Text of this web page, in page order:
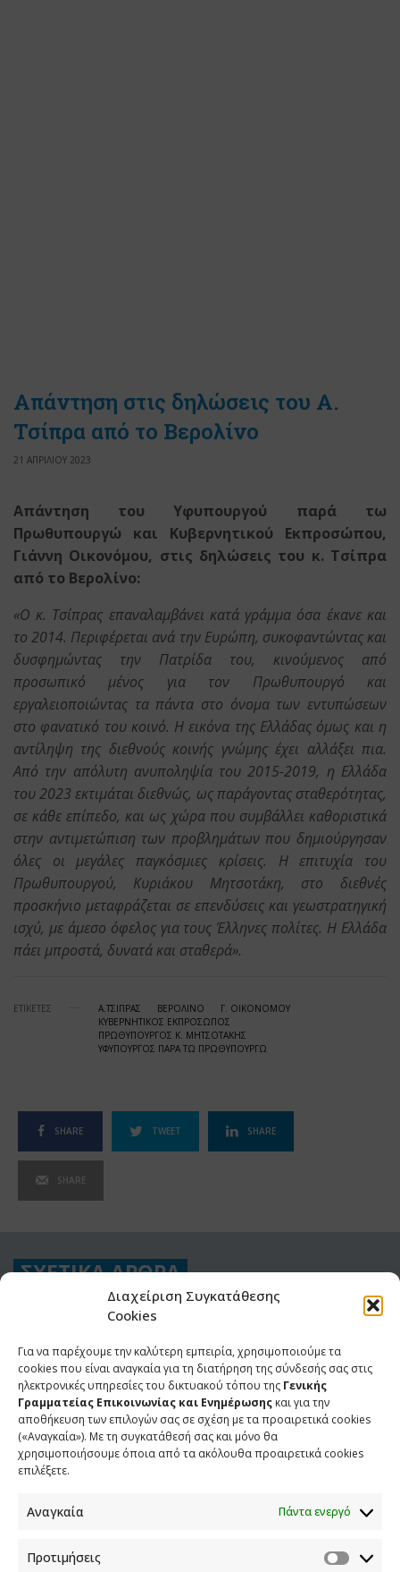
Διαχείριση Συγκατάθεσης
Cookies
Για να παρέχουμε την καλύτερη εμπειρία, χρησιμοποιούμε τα
cookies που είναι αναγκαία για τη διατήρηση της σύνδεσής σας στις
ηλεκτρονικές υπηρεσίες του δικτυακού τόπου της Γενικής
Γραμματείας Επικοινωνίας και Ενημέρωσης και για την
αποθήκευση των επιλογών σας σε σχέση με τα προαιρετικά cookies
(«Αναγκαία»). Με τη συγκατάθεσή σας και μόνο θα
χρησιμοποιήσουμε όποια από τα ακόλουθα προαιρετικά cookies
επιλέξετε.
Αναγκαία Πάντα ενεργό
Προτιμήσεις
Απάντηση στις δηλώσεις του Α.
Τσίπρα από το Βερολίνο
21 ΑΠΡΙΛΙΟΥ 2023
Απάντηση του Υφυπουργού παρά τω
Πρωθυπουργώ και Κυβερνητικού Εκπροσώπου,
Γιάννη Οικονόμου, στις δηλώσεις του κ. Τσίπρα
από το Βερολίνο:
«Ο κ. Τσίπρας επαναλαμβάνει κατά γράμμα όσα έκανε και
το 2014. Περιφέρεται ανά την Ευρώπη, συκοφαντώντας και
δυσφημώντας την Πατρίδα του, κινούμενος από
προσωπικό μένος για τον Πρωθυπουργό και
εργαλειοποιώντας τα πάντα στο όνομα των εντυπώσεων
στο φανατικό του κοινό. Η εικόνα της Ελλάδας όμως και η
αντίληψη της διεθνούς κοινής γνώμης έχει αλλάξει πια.
Από την απόλυτη ανυποληψία του 2015-2019, η Ελλάδα
του 2023 εκτιμάται διεθνώς, ως παράγοντας σταθερότητας,
σε κάθε επίπεδο, και ως χώρα που συμβάλλει καθοριστικά
στην αντιμετώπιση των προβλημάτων που δημιούργησαν
όλες οι μεγάλες παγκόσμιες κρίσεις. Η επιτυχία του
Πρωθυπουργού, Κυριάκου Μητσοτάκη, στο διεθνές
προσκήνιο μεταφράζεται σε επενδύσεις και γεωστρατηγική
ισχύ, με άμεσο όφελος για τους Έλληνες πολίτες. Η Ελλάδα
πάει μπροστά, δυνατά και σταθερά».
ΕΤΙΚΕΤΕΣ Α.ΤΣΙΠΡΑΣ ΒΕΡΟΛΙΝΟ
Γ. ΟΙΚΟΝΟΜΟΥ
ΚΥΒΕΡΝΗΤΙΚΟΣ ΕΚΠΡΟΣΩΠΟΣ
ΠΡΩΘΥΠΟΥΡΓΟΣ Κ. ΜΗΤΣΟΤΑΚΗΣ
ΥΦΥΠΟΥΡΓΟΣ ΠΑΡΑ ΤΩ ΠΡΩΘΥΠΟΥΡΓΩ
SHARE TWEET SHARE
SHARE
ΣΧΕΤΙΚΑ ΑΡΘΡΑ
Κυβερνητικού Εκπροσώπου Παύλου Μαρινάκη*
2 ΑΥΓΟΥΣΤΟΥ 2026
Σημεία συνέντευξης του Υφυπουργού παρά τω
Πρωθυπουργώ και Κυβερνητικού Εκπροσώπου Παύλου
Μαρινάκη στην ιστοσελίδα typologies.gr
30 ΙΟΥΛΙΟΥ 2026
Συνέντευξη του Υφυπουργού παρά τω Πρωθυπουργώ και
εφημερίδα Real News